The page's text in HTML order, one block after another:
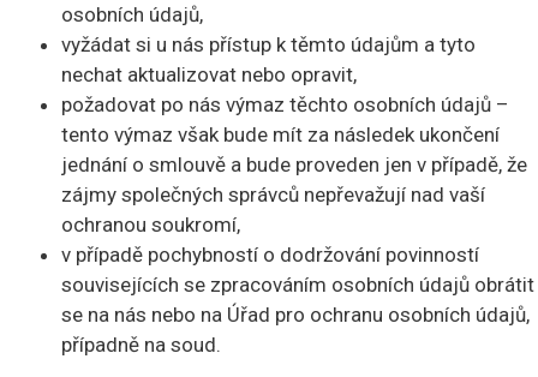
osobních údajů,
vyžádat si u nás přístup k těmto údajům a tyto
nechat aktualizovat nebo opravit,
požadovat po nás výmaz těchto osobních údajů –
tento výmaz však bude mít za následek ukončení
jednání o smlouvě a bude proveden jen v případě, že
zájmy společných správců nepřevažují nad vaší
ochranou soukromí,
v případě pochybností o dodržování povinností
souvisejících se zpracováním osobních údajů obrátit
se na nás nebo na Úřad pro ochranu osobních údajů,
případně na soud.